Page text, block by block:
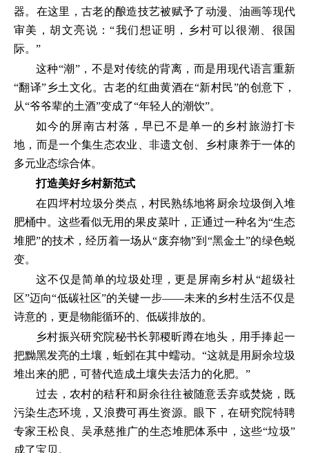
器。在这里，古老的酿造技艺被赋予了动漫、油画等现代
审美，胡文亮说：“我们想证明，乡村可以很潮、很国
际。”
这种“潮”，不是对传统的背离，而是用现代语言重新
“翻译”乡土文化。古老的红曲黄酒在“新村民”的创意下，
从“爷爷辈的土酒”变成了“年轻人的潮饮”。
如今的屏南古村落，早已不是单一的乡村旅游打卡
地，而是一个集生态农业、非遗文创、乡村康养于一体的
多元业态综合体。
打造美好乡村新范式
在四坪村垃圾分类点，村民熟练地将厨余垃圾倒入堆
肥桶中。这些看似无用的果皮菜叶，正通过一种名为“生态
堆肥”的技术，经历着一场从“废弃物”到“黑金土”的绿色蜕
变。
这不仅是简单的垃圾处理，更是屏南乡村从“超级社
区”迈向“低碳社区”的关键一步——未来的乡村生活不仅是
诗意的，更是物能循环的、低碳排放的。
乡村振兴研究院秘书长郭稷昕蹲在地头，用手捧起一
把黝黑发亮的土壤，蚯蚓在其中蠕动。“这就是用厨余垃圾
堆出来的肥，可替代造成土壤失去活力的化肥。”
过去，农村的秸秆和厨余往往被随意丢弃或焚烧，既
污染生态环境，又浪费可再生资源。眼下，在研究院特聘
专家王松良、吴承慈推广的生态堆肥体系中，这些“垃圾”
成了宝贝。